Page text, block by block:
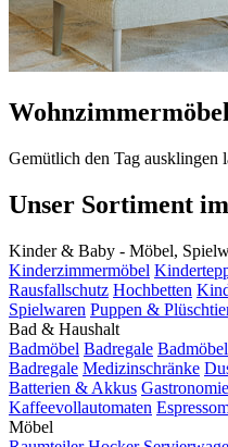
Gemütlich den Tag ausklingen
Unser Sortiment
Kinder & Baby - Möbel,
Kinderzimmermöbel
Rausfallschutz Hochbetten
Spielwaren Puppen &
Bad & Haushalt
Badmöbel Badregale
Badregale Medizinschränke
Batterien & Akkus
Kaffeevollautomaten
Möbel